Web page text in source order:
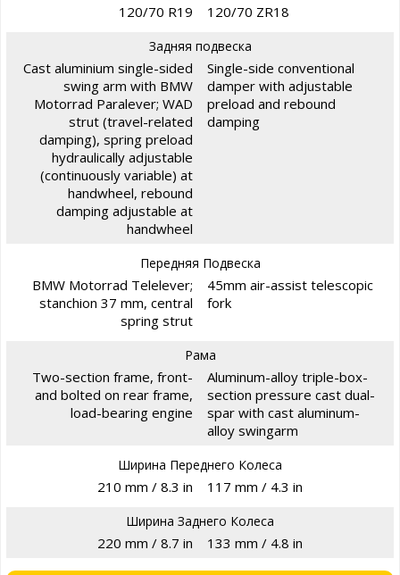
120/70 R19 120/70 ZR18
Задняя подвеска
Cast aluminium single-sided
swing arm with BMW
Motorrad Paralever; WAD
strut (travel-related
damping), spring preload
hydraulically adjustable
(continuously variable) at
handwheel, rebound
damping adjustable at
handwheel
Single-side conventional
damper with adjustable
preload and rebound
damping
Передняя Подвеска
BMW Motorrad Telelever;
stanchion 37 mm, central
spring strut
45mm air-assist telescopic
fork
Рама
Two-section frame, front-
and bolted on rear frame,
load-bearing engine
Aluminum-alloy triple-box-
section pressure cast dual-
spar with cast aluminum-
alloy swingarm
Ширина Переднего Колеса
210 mm / 8.3 in 117 mm / 4.3 in
Ширина Заднего Колеса
220 mm / 8.7 in 133 mm / 4.8 in